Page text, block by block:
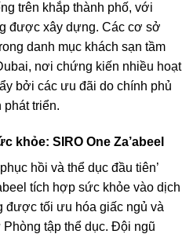
trên khắp thành phố, với
được xây dựng. Các cơ sở
danh mục khách sạn tầm
nơi chứng kiến ​​nhiều hoạt
bởi các ưu đãi do chính phủ
phát triển.
khỏe: SIRO One Za’abeel
hồi và thể dục đầu tiên’
tích hợp sức khỏe vào dịch
được tối ưu hóa giấc ngủ và
tập thể dục. Đội ngũ